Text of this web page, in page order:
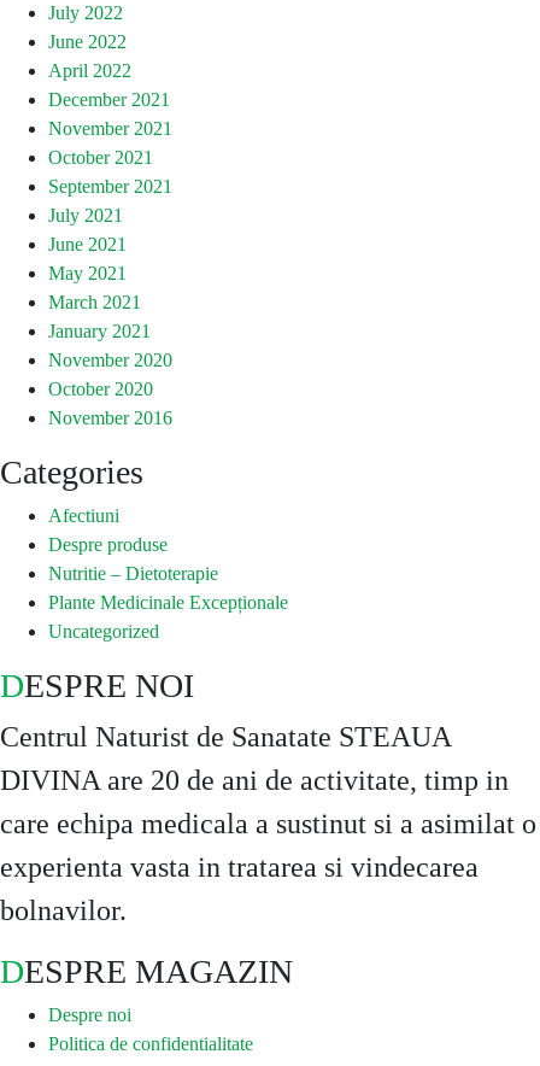
July 2022
June 2022
April 2022
December 2021
November 2021
October 2021
September 2021
July 2021
June 2021
May 2021
March 2021
January 2021
November 2020
October 2020
November 2016
Categories
Afectiuni
Despre produse
Nutritie – Dietoterapie
Plante Medicinale Excepționale
Uncategorized
DESPRE NOI
Centrul Naturist de Sanatate STEAUA
DIVINA are 20 de ani de activitate, timp in
care echipa medicala a sustinut si a asimilat o
experienta vasta in tratarea si vindecarea
bolnavilor.
DESPRE MAGAZIN
Despre noi
Politica de confidentialitate